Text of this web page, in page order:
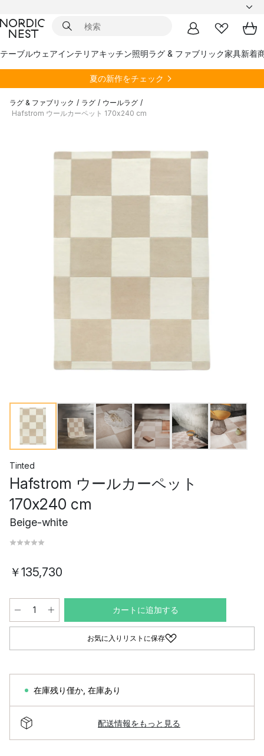
テーブルウェアインテリアキッチン照明ラグ & ファブリック家具新着
夏の新作をチェック
ラグ & ファブリック / ラグ / ウールラグ /
Hafstrom ウールカーペット 170x240 cm
Tinted
Hafstrom ウールカーペット
170x240 cm
Beige-white
￥135,730
カートに追加する
お気に入りリストに保存
在庫残り僅か 在庫あり
配送情報をもっと見る